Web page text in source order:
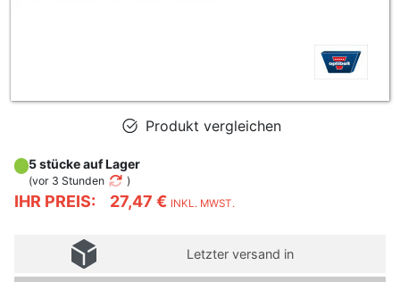
Produkt vergleichen
IHR PREIS: 27,47 € INKL. MWST.
5 stücke auf Lager
(vor 3 Stunden )
Letzter versand in